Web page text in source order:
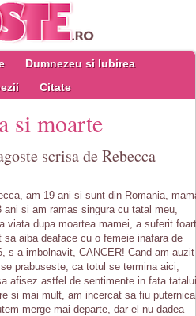
Dumnezeu si Iubirea
Citate
si moarte
scrisa de Rebecca
am 19 ani si sunt din Romania,
si am ramas singura cu tatal meu,
viata dupa moartea mamei, a suferit
aiba deaface cu o femeie inafara de
s-a imbolnavit, CANCER! Cand am auzit
prabuseste, ca totul se termina aici,
afisez astfel de sentimente in fata tatalui
si mai mult, am incercat sa fiu
merge mai departe, dar el nu dadea